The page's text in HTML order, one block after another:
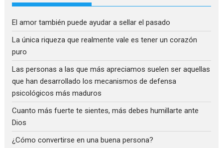
El amor también puede ayudar a sellar el pasado
La única riqueza que realmente vale es tener un corazón
puro
Las personas a las que más apreciamos suelen ser aquellas
que han desarrollado los mecanismos de defensa
psicológicos más maduros
Cuanto más fuerte te sientes, más debes humillarte ante
Dios
¿Cómo convertirse en una buena persona?